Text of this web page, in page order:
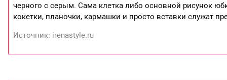
черного с серым. Сама клетка либо основной рисунок
кокетки, планочки, кармашки и просто вставки служат
Источник: irenastyle.ru